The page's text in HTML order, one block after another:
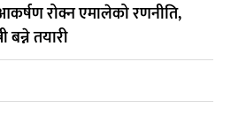
रोक्न एमालेको रणनीति,
बन्ने तयारी